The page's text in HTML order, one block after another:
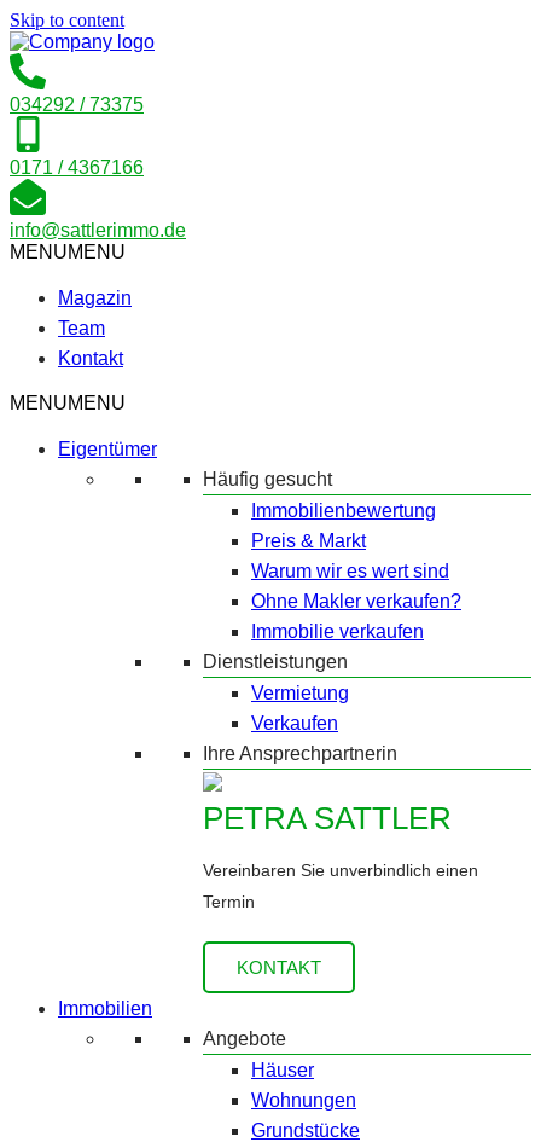
Skip to content
034292 / 73375
0171 / 4367166
info@sattlerimmo.de
MENUMENU
Magazin
Team
Kontakt
MENUMENU
Eigentümer
Häufig gesucht
Immobilienbewertung
Preis & Markt
Warum wir es wert sind
Ohne Makler verkaufen?
Immobilie verkaufen
Dienstleistungen
Vermietung
Verkaufen
Ihre Ansprechpartnerin
PETRA SATTLER
Vereinbaren Sie unverbindlich einen
Termin
KONTAKT
Immobilien
Angebote
Häuser
Wohnungen
Grundstücke